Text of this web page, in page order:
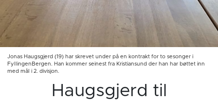
Jonas Haugsgjerd (19) har skrevet under på en kontrakt for to sesonger i
FyllingenBergen. Han kommer seinest fra Kristiansund der han har bøttet inn
med mål i 2. divisjon.
Haugsgjerd til